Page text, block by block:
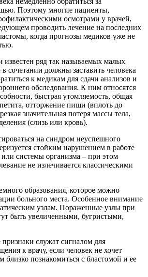
Поэтому многие пациенты,
осмотрами у врачей,
проводить лечение на последних
когда прогнозы медиков уже не
известен ряд так называемых малых
сочетании должны заставить человека
к медикам для сдачи анализов и
обследования. К ним относятся
быстрая утомляемость, общая
отторжение пищи (вплоть до
значительная потеря массы тела,
(слизь или кровь).
на синдром неуспешного
стойким нарушением в работе
или системы организма – при этом
не излечивается классическими
образования, которое можно
больного места. Особенное внимание
узлам. Пораженные узлы при
быть увеличенными, бугристыми,
служат сигналом для
к врачу, если человек не хочет
близко познакомиться с бластомой и ее